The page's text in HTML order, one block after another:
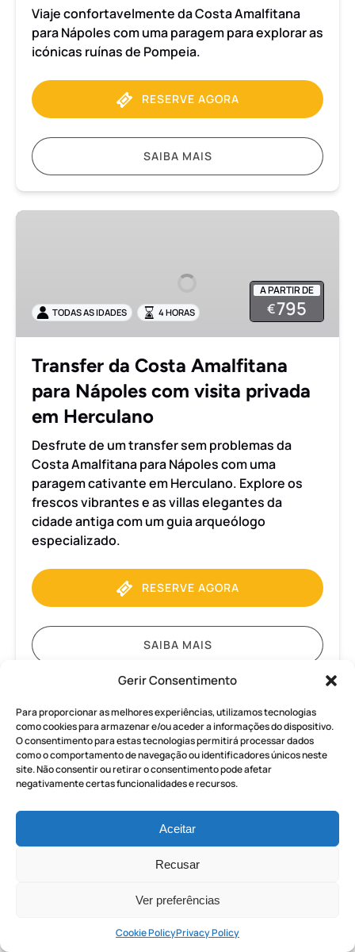
Gerir Consentimento
Para proporcionar as melhores experiências, utilizamos tecnologias
como cookies para armazenar e/ou aceder a informações do dispositivo.
O consentimento para estas tecnologias permitirá processar dados
como o comportamento de navegação ou identificadores únicos neste
site. Não consentir ou retirar o consentimento pode afetar
negativamente certas funcionalidades e recursos.
Aceitar
Recusar
Ver preferências
Cookie PolicyPrivacy Policy
Viaje confortavelmente da Costa Amalfitana
para Nápoles com uma paragem para explorar as
icónicas ruínas de Pompeia.
RESERVE AGORA
SAIBA MAIS
Transfer
Nápoles
com
privada
em
Herculano
A PARTIR DE
€795
TODAS AS IDADES 4 HORAS
Transfer da Costa Amalfitana
para Nápoles com visita privada
em Herculano
Desfrute de um transfer sem problemas da
Costa Amalfitana para Nápoles com uma
paragem cativante em Herculano. Explore os
frescos vibrantes e as villas elegantes da
cidade antiga com um guia arqueólogo
especializado.
RESERVE AGORA
SAIBA MAIS
Transfer
de
carro
particular
de
Nápoles
Transfer de carro particular de
Desfrute de um transfer privado confortável e
sem complicações entre Roma e Nápoles com